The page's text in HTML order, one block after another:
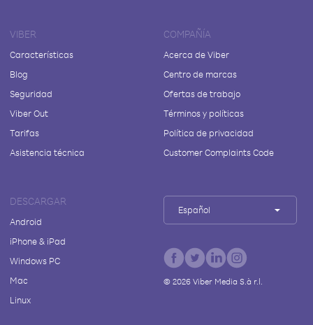
VIBER
Características
Blog
Seguridad
Viber Out
Tarifas
Asistencia técnica
COMPAÑÍA
Acerca de Viber
Centro de marcas
Ofertas de trabajo
Términos y políticas
Política de privacidad
Customer Complaints Code
DESCARGAR
Android
iPhone & iPad
Windows PC
Mac
Linux
Español
© 2026Viber Media S.à r.l.